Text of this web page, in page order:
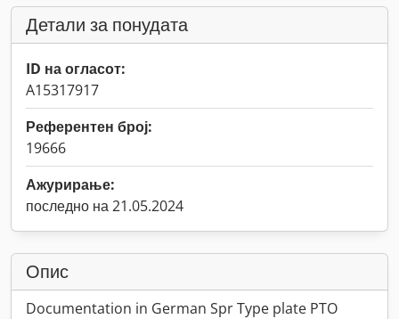
Детали за понудата
ID на огласот:
A15317917
Референтен број:
19666
Ажурирање:
последно на 21.05.2024
Опис
Documentation in German Spr Type plate PTO